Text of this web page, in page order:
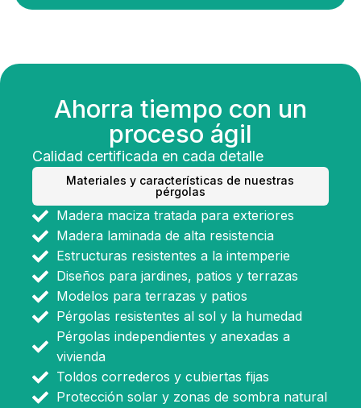
Ahorra tiempo con un
proceso ágil
Calidad certificada en cada detalle
Materiales y características de nuestras
pérgolas
Madera maciza tratada para exteriores
Madera laminada de alta resistencia
Estructuras resistentes a la intemperie
Diseños para jardines, patios y terrazas
Modelos para terrazas y patios
Pérgolas resistentes al sol y la humedad
Pérgolas independientes y anexadas a
vivienda
Toldos correderos y cubiertas fijas
Protección solar y zonas de sombra natural